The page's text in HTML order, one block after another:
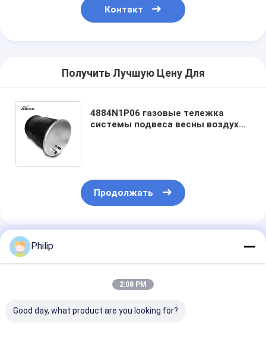
Контакт
Получить Лучшую Цену Для
4884N1P06 газовые тележка
системы подвеса весны воздуха
Продолжать
Порекомендованные Продукты
Philip
2:08 PM
Good day, what product are you looking for?